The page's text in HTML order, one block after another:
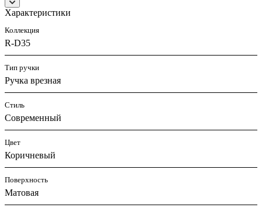
Характеристики
Коллекция
R-D35
Тип ручки
Ручка врезная
Стиль
Современный
Цвет
Коричневый
Поверхность
Матовая